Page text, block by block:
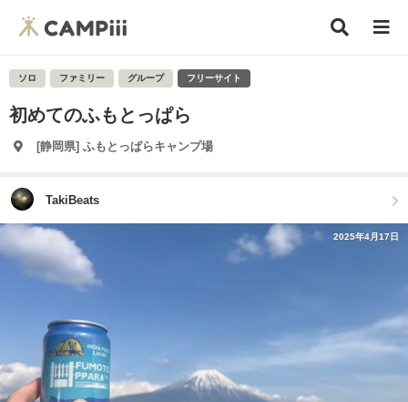
ソロ ファミリー グループ フリーサイト
初めてのふもとっぱら
[静岡県] ふもとっぱらキャンプ場
TakiBeats
2025年4月17日